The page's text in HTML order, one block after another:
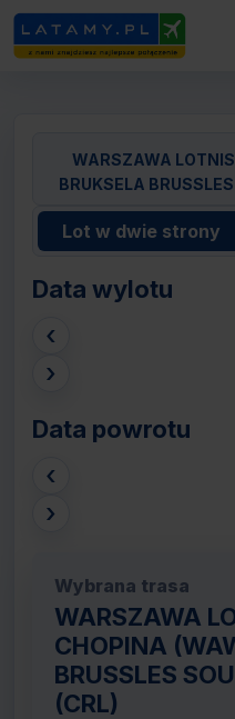
WARSZAWA
BRUKSELA
Lot w dwie strony
Data wylotu
‹
›
Data powrotu
‹
›
Wybrana trasa
WARSZAWA
CHOPINA
BRUSSLES
(CRL)